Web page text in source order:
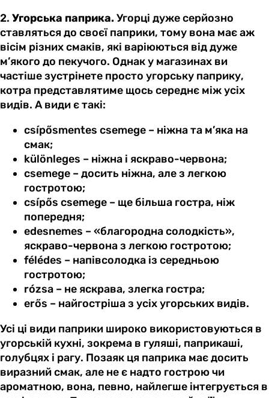
2. Угорська паприка.Угорці дуже серйозно
ставляться до своєї паприки, тому вона має аж
вісім різних смаків, які варіюються від дуже
м’якого до пекучого. Однак у магазинах ви
частіше зустрінете просто угорську паприку,
котра представлятиме щось середнє між усіх
видів. А види є такі:
csípősmentes csemege – ніжна та м’яка на
смак;
különleges – ніжна і яскраво-червона;
csemege – досить ніжна, але з легкою
гостротою;
csípős csemege – ще більша гостра, ніж
попередня;
edesnemes – «благородна солодкість»,
яскраво-червона з легкою гостротою;
félédes – напівсолодка із середньою
гостротою;
rózsa – не яскрава, злегка гостра;
erős – найгостріша з усіх угорських видів.
Усі ці види паприки широко використовуються в
угорській кухні, зокрема в гуляші, паприкаші,
голубцях і рагу. Позаяк ця паприка має досить
виразний смак, але не є надто гострою чи
ароматною, вона, певно, найлегше інтегрується в